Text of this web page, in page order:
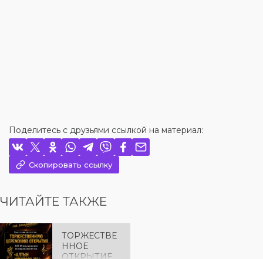
Поделитесь с друзьями ссылкой на материал:
Скопировать ссылку
ЧИТАЙТЕ ТАКЖЕ
ТОРЖЕСТВЕ
ННОЕ
ОТКРЫТИЕ